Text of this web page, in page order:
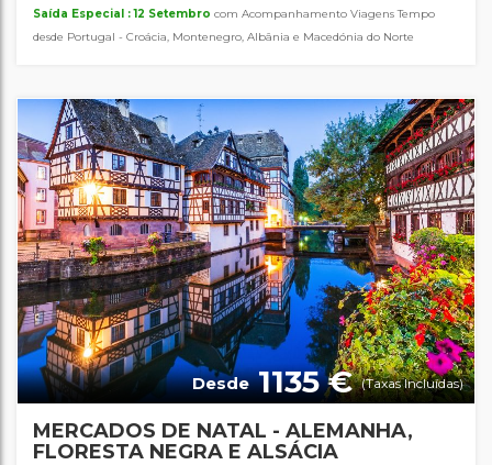
Saída Especial : 12 Setembro com Acompanhamento Viagens Tempo
desde Portugal - Croácia, Montenegro, Albânia e Macedónia do Norte
Desde1135 €(Taxas Incluídas)
MERCADOS DE NATAL - ALEMANHA,
FLORESTA NEGRA E ALSÁCIA